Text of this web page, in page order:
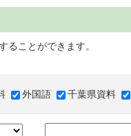
ることができます。
外国語 千葉県資料